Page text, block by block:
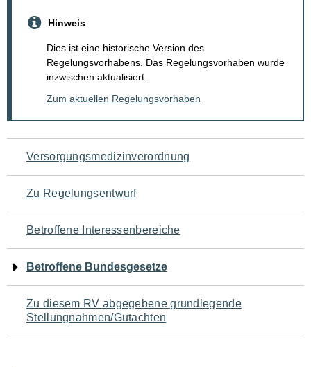
Hinweis
Dies ist eine historische Version des
Regelungsvorhabens. Das Regelungsvorhaben wurde
inzwischen aktualisiert.
Zum aktuellen Regelungsvorhaben
Navigation
für
den
Seiteninhalt
Versorgungsmedizinverordnung
Zu Regelungsentwurf
Betroffene Interessenbereiche
Betroffene Bundesgesetze
Zu diesem RV abgegebene grundlegende
Stellungnahmen/Gutachten